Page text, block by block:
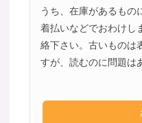
うち、在庫があるもの
着払いなどでおわけし
絡下さい。古いものは
すが、読むのに問題は